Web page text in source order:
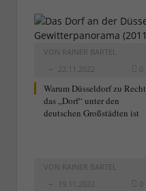
VON RAINER BARTEL
22.11.2022
0
Warum Düsseldorf zu Recht
das „Dorf“ unter den
deutschen Großstädten ist
VON RAINER BARTEL
19.11.2022
0